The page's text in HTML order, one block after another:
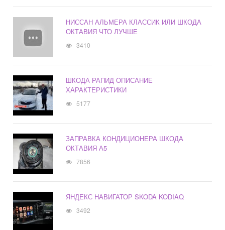
НИССАН АЛЬМЕРА КЛАССИК ИЛИ ШКОДА
ОКТАВИЯ ЧТО ЛУЧШЕ
3410
ШКОДА РАПИД ОПИСАНИЕ
ХАРАКТЕРИСТИКИ
5177
ЗАПРАВКА КОНДИЦИОНЕРА ШКОДА
ОКТАВИЯ А5
7856
ЯНДЕКС НАВИГАТОР SKODA KODIAQ
3492